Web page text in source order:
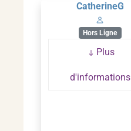
CatherineG
Hors Ligne
Plus
d'informations